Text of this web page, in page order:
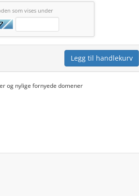
som vises under
Legg til handlekurv
og nylige fornyede domener